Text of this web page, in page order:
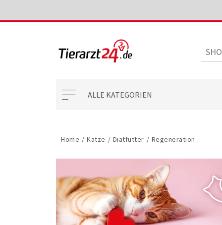
ALLE KATEGORIEN
Home / Katze / Diätfutter / Regeneration